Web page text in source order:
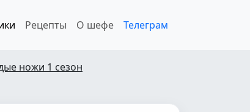
Рецепты О шефе Телеграм
ножи 1 сезон